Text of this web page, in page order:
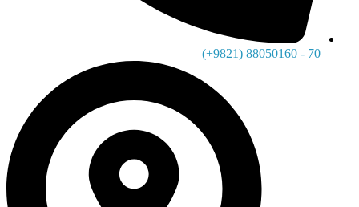
70 - 88050160 (9821+)